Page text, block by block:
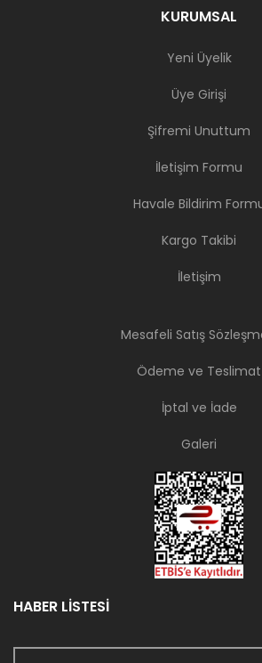
KURUMSAL
Yeni Üyelik
Üye Girişi
Şifremi Unuttum
İletişim Formu
Havale Bildirim
Kargo Takibi
İletişim
Mesafeli Satış
Ödeme ve Teslimat
İptal ve İade
Galeri
HABER LİSTESİ